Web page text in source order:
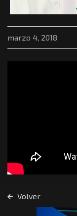
marzo 4, 2018
Volver